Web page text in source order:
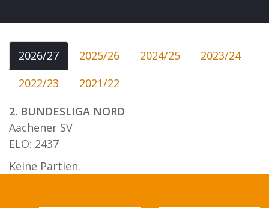
2026/27 2025/26 2024/25
2023/24
2022/23
2021/22
2. BUNDESLIGA NORD
Aachener SV
ELO: 2437
Keine Partien.